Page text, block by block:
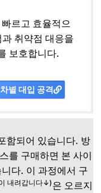
르고 효율적으
취약점 대응을
보호합니다.
별 대입 공격
함되어 있습니다. 방
를 구매하면 본 사이
다. 이 과정에서 구
내려갑니다↓)은 오르지